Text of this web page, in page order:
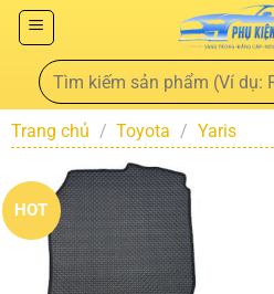
Trang chủ / Toyota / Yaris
HOT